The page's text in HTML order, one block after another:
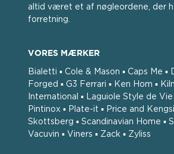
altid været et af nøgleordene, der
forretning.
VORES MÆRKER
Bialetti ▪ Cole & Mason ▪ Caps Me ▪
Forged ▪ G3 Ferrari ▪ Ken Hom ▪
International ▪ Laguiole Style de Vie
Pintinox ▪ Plate-it ▪ Price and
Skottsberg ▪ Scandinavian Home ▪
Vacuvin ▪ Viners ▪ Zack ▪ Zyliss